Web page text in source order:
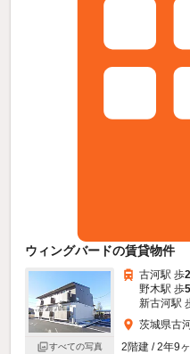
ウィングバードの賃貸物件
すべての写真
古河駅 歩
野木駅 歩
新古河駅
茨城県古
2階建 / 2年9